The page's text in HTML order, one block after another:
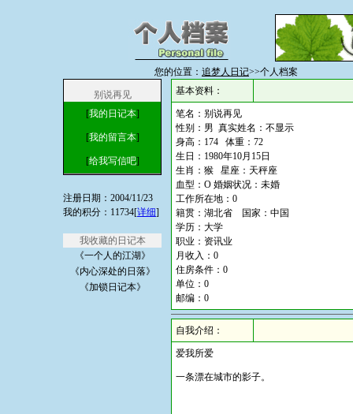
您的位置： 追梦人日记>>个人档案
别说再见
[我的日记本]
[我的留言本]
[给我写信吧]
注册日期：2004/11/23
我的积分：11734[详细]
我收藏的日记本
《一个人的江湖》
《内心深处的日落》
《加锁日记本》
基本资料：
笔名：别说再见
性别：男 真实姓名：不显示
身高：174 体重：72
生日：1980年10月15日
生肖：猴 星座：天秤座
血型：O 婚姻状况：未婚
工作所在地：0
籍贯：湖北省 国家：中国
学历：大学
职业：资讯业
月收入：0
住房条件：0
单位：0
邮编：0
自我介绍：
爱我所爱
一条漂在城市的影子。